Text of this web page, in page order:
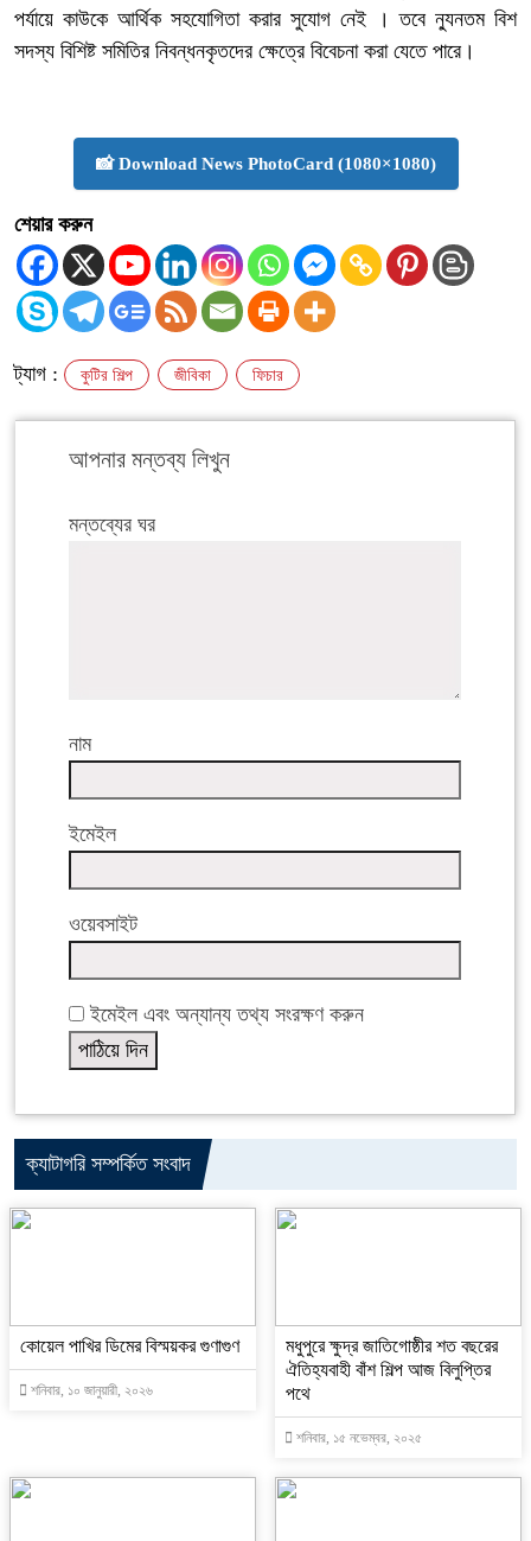
পর্যায়ে কাউকে আর্থিক সহযোগিতা করার সুযোগ নেই । তবে ন্যুনতম বিশ
সদস্য বিশিষ্ট সমিতির নিবন্ধনকৃতদের ক্ষেত্রে বিবেচনা করা যেতে পারে।
📸 Download News PhotoCard (1080×1080)
শেয়ার করুন
ট্যাগ : কুটির শিল্প জীবিকা ফিচার
আপনার মন্তব্য লিখুন
মন্তব্যের ঘর
নাম
ইমেইল
ওয়েবসাইট
ইমেইল এবং অন্যান্য তথ্য সংরক্ষণ করুন
ক্যাটাগরি সম্পর্কিত সংবাদ
কোয়েল পাখির ডিমের বিস্ময়কর গুণাগুণ
শনিবার, ১০ জানুয়ারী, ২০২৬
মধুপুরে ক্ষুদ্র জাতিগোষ্ঠীর শত বছরের
ঐতিহ্যবাহী বাঁশ শিল্প আজ বিলুপ্তির
পথে
শনিবার, ১৫ নভেম্বর, ২০২৫